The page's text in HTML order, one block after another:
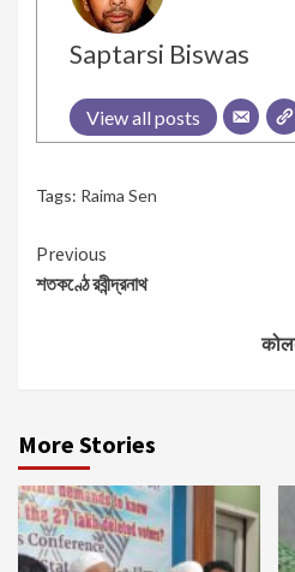
Saptarsi Biswas
View all posts
Tags: Raima Sen
Continue
Reading
Previous
শতকণ্ঠে রবীন্দ্রনাথ
More Stories